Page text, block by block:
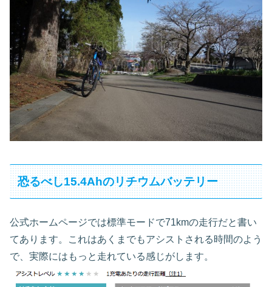
恐るべし15.4Ahのリチウムバッテリー
公式ホームページでは標準モードで71kmの走行だと書い
てあります。これはあくまでもアシストされる時間のよう
で、実際にはもっと走れている感じがします。